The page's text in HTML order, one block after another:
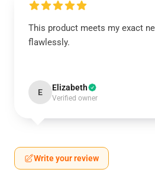
This product meets my exact
flawlessly.
E Elizabeth
Verified owner
Write your review